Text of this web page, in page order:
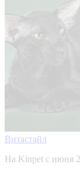
Витастайл
На Kinpet c июня